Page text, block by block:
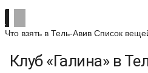
Что взять в Тель-Авив Список
Клуб «Галина» в